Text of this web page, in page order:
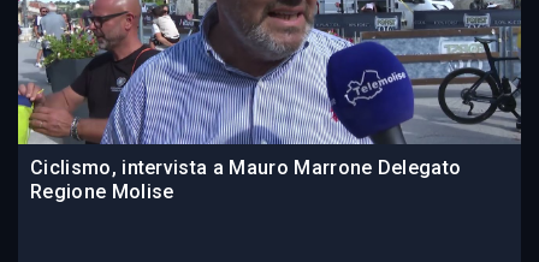
Ciclismo, intervista a Mauro Marrone Delegato
Regione Molise